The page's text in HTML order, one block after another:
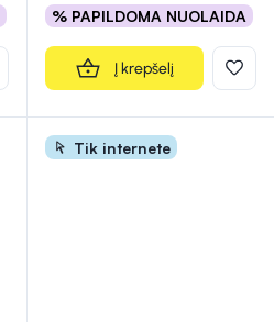
% PAPILDOMA NUOLAIDA
Į krepšelį
Tik internete